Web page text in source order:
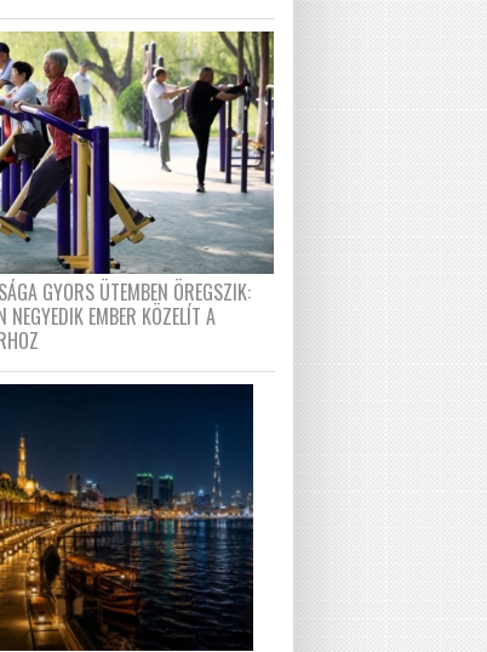
GYORS ÜTEMBEN ÖREGSZIK:
NEGYEDIK EMBER KÖZELÍT A